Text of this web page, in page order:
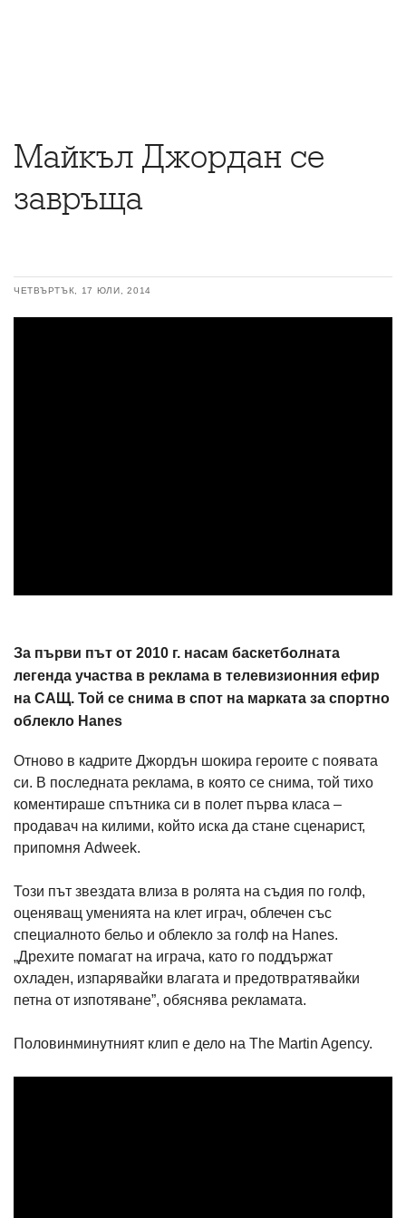
Майкъл Джордан се
завръща
ЧЕТВЪРТЪК, 17 ЮЛИ, 2014
За първи път от 2010 г. насам баскетболната
легенда участва в реклама в телевизионния ефир
на САЩ. Той се снима в спот на марката за спортно
облекло Hanes
Отново в кадрите Джордън шокира героите с появата
си. В последната реклама, в която се снима, той тихо
коментираше спътника си в полет първа класа –
продавач на килими, който иска да стане сценарист,
припомня Adweek.
Този път звездата влиза в ролята на съдия по голф,
оценяващ уменията на клет играч, облечен със
специалното бельо и облекло за голф на Hanes.
„Дрехите помагат на играча, като го поддържат
охладен, изпарявайки влагата и предотвратявайки
петна от изпотяване”, обяснява рекламата.
Половинминутният клип е дело на The Martin Agency.